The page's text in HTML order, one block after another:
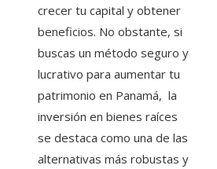
crecer tu capital y obtener
beneficios. No obstante, si
buscas un método seguro y
lucrativo para aumentar tu
patrimonio en Panamá, la
inversión en bienes raíces
se destaca como una de las
alternativas más robustas y